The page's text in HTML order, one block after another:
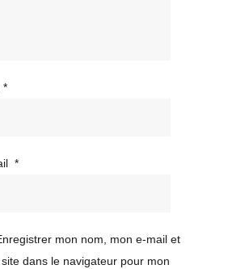
*
*
mon nom, mon e-mail et
dans le navigateur pour mon